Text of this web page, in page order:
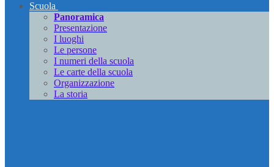
Scuola
Panoramica
Presentazione
I luoghi
Le persone
I numeri della scuola
Le carte della scuola
Organizzazione
La storia